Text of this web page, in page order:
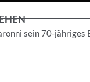
sein 70-